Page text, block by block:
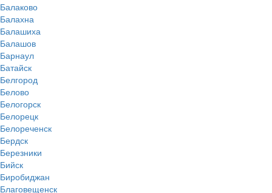
Балаково
Балахна
Балашиха
Балашов
Барнаул
Батайск
Белгород
Белово
Белогорск
Белорецк
Белореченск
Бердск
Березники
Бийск
Биробиджан
Благовещенск